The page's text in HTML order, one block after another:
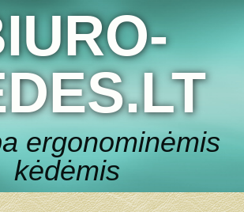
ergonominėmis
kėdėmis